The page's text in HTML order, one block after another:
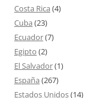
Costa Rica (4)
Cuba (23)
Ecuador(7)
Egipto (2)
El Salvador(1)
España (267)
Estados Unidos(14)